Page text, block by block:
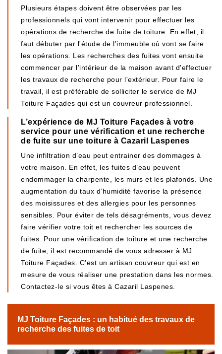
Plusieurs étapes doivent être observées par les
professionnels qui vont intervenir pour effectuer les
opérations de recherche de fuite de toiture. En effet, il
faut débuter par l'étude de l'immeuble où vont se faire
les opérations. Les recherches des fuites vont ensuite
commencer par l'intérieur de la maison avant d'effectuer
les travaux de recherche pour l'extérieur. Pour faire le
travail, il est préférable de solliciter le service de MJ
Toiture Façades qui est un couvreur professionnel.
L’expérience de MJ Toiture Façades à votre
service pour une vérification et une recherche
de fuite sur une toiture à Cazaril Laspenes
Une infiltration d’eau peut entrainer des dommages à
votre maison. En effet, les fuites d’eau peuvent
endommager la charpente, les murs et les plafonds. Une
augmentation du taux d’humidité favorise la présence
des moisissures et des allergies pour les personnes
sensibles. Pour éviter de tels désagréments, vous devez
faire vérifier votre toit et rechercher les sources de
fuites. Pour une vérification de toiture et une recherche
de fuite, il est recommandé de vous adresser à MJ
Toiture Façades. C’est un artisan couvreur qui est en
mesure de vous réaliser une prestation dans les normes.
Contactez-le si vous êtes à Cazaril Laspenes.
MJ Toiture Façades : un habitué des travaux de
recherche des fuites de toit